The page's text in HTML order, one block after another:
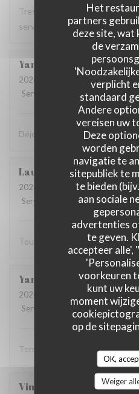
Het
partners
deze site, wat
de
verplicht
standaard
Andere
vereisen uw
Deze
worden
navigatie te
sitepubliek te
te bieden
aan sociale
advertenties
te geven.
accepteer alle',
voorkeuren
kunt uw
moment
op de
OK,
Weiger
Tres bon restaurant, excellente
serveur au top
Yann
2026-07-28
- 12:15 - Gasten 2
Service
Atmosfeer: 5/5
Déjeuner très sympa et très
Laurent
2026-07-27
- 12:15 - Gasten 2
Service
Atmosfeer:5/5
Tout est parfait
Yannick
2026-07-19
- 12:15 - Gasten 2
Service
Atmosfeer : /5
Terrasse agréable, service
Vincent